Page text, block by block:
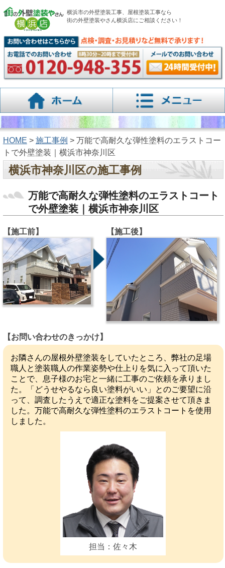
横浜市の外壁塗装工事、屋根塗装工事なら
街の外壁塗装やさん横浜店にご相談ください！
HOME > 施工事例 > 万能で高耐久な弾性塗料のエラストコー
トで外壁塗装｜横浜市神奈川区
横浜市神奈川区の施工事例
万能で高耐久な弾性塗料のエラストコート
で外壁塗装｜横浜市神奈川区
【施工前】 【施工後】
【お問い合わせのきっかけ】
お隣さんの屋根外壁塗装をしていたところ、弊社の足場
職人と塗装職人の作業姿勢や仕上りを気に入って頂いた
ことで、息子様のお宅と一緒に工事のご依頼を承りまし
た。「どうせやるなら良い塗料がいい」とのご要望に沿
って、調査したうえで適正な塗料をご提案させて頂きま
した。万能で高耐久な弾性塗料のエラストコートを使用
しました。
担当：佐々木